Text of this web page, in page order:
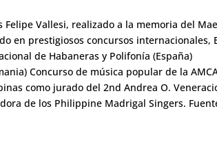
Vallesi, realizado a la memoria del
en prestigiosos concursos internacionales,
de Habaneras y Polifonía (España)
Concurso de música popular de la
como jurado del 2nd Andrea O.
de los Philippine Madrigal Singers.